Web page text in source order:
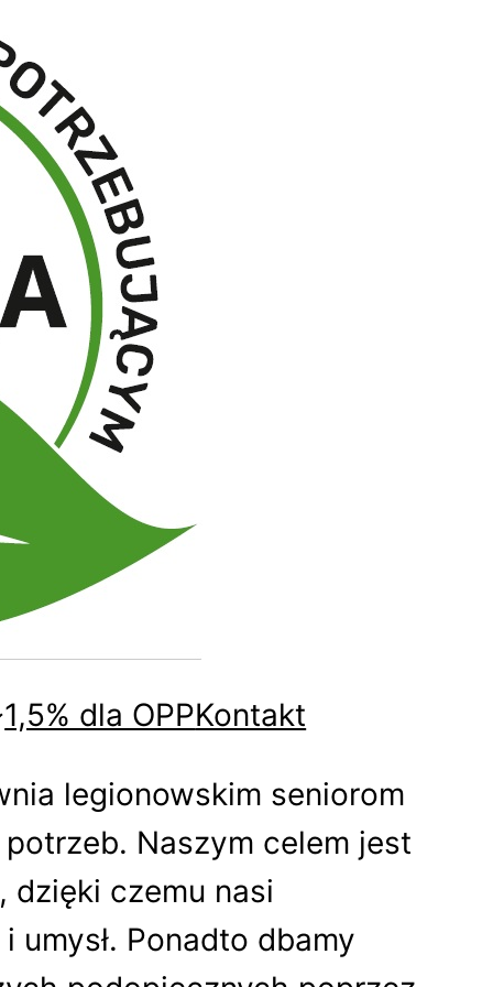
1,5% dla OPPKontakt
legionowskim seniorom
Naszym celem jest
czemu nasi
umysł. Ponadto dbamy